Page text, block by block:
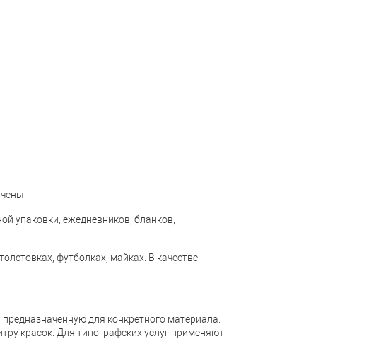
упаковки, ежедневников, бланков,
футболках, майках. В качестве
для конкретного материала.
красок. Для типографских услуг применяют